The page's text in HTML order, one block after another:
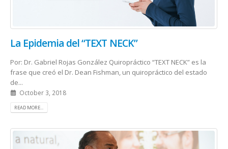
La Epidemia del “TEXT NECK”
Por: Dr. Gabriel Rojas González Quiropráctico “TEXT NECK” es la
frase que creó el Dr. Dean Fishman, un quiropráctico del estado
de...
October 3, 2018
READ MORE...